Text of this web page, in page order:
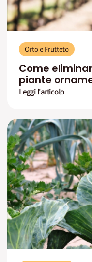
Orto e Frutteto
Come
piante
Leggi l'articolo